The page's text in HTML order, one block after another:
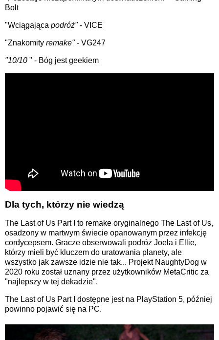
Bolt
"Wciągająca podróż"- VICE
"Znakomity remake"- VG247
"10/10 " - Bóg jest geekiem
Dla tych, którzy nie wiedzą
The Last of Us Part I to remake oryginalnego The Last of Us,
osadzony w martwym świecie opanowanym przez infekcję
cordycepsem. Gracze obserwowali podróż Joela i Ellie,
którzy mieli być kluczem do uratowania planety, ale
wszystko jak zawsze idzie nie tak... Projekt NaughtyDog w
2020 roku został uznany przez użytkowników MetaCritic za
"najlepszy w tej dekadzie".
The Last of Us Part I dostępne jest na PlayStation 5, później
powinno pojawić się na PC.